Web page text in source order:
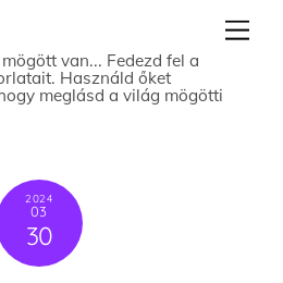
van... Fedezd fel a
Használd őket
meglásd a világ mögötti
2024
03
30